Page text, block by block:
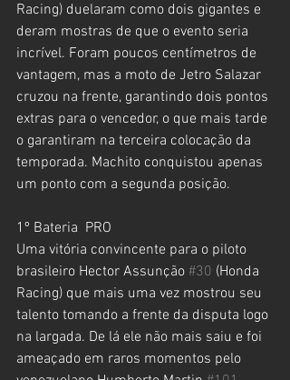
Racing) duelaram como dois gigantes e
deram mostras de que o evento seria
incrível. Foram poucos centímetros de
vantagem, mas a moto de Jetro Salazar
cruzou na frente, garantindo dois pontos
extras para o vencedor, o que mais tarde
o garantiram na terceira colocação da
temporada. Machito conquistou apenas
um ponto com a segunda posição.
1º Bateria  PRO
Uma vitória convincente para o piloto
brasileiro Hector Assunção #30 (Honda
Racing) que mais uma vez mostrou seu
talento tomando a frente da disputa logo
na largada. De lá ele não mais saiu e foi
ameaçado em raros momentos pelo